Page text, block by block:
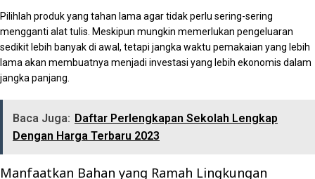
Pilihlah produk yang tahan lama agar tidak perlu sering-sering
mengganti alat tulis. Meskipun mungkin memerlukan pengeluaran
sedikit lebih banyak di awal, tetapi jangka waktu pemakaian yang lebih
lama akan membuatnya menjadi investasi yang lebih ekonomis dalam
jangka panjang.
Baca Juga: Daftar Perlengkapan Sekolah Lengkap
Dengan Harga Terbaru 2023
Manfaatkan Bahan yang Ramah Lingkungan